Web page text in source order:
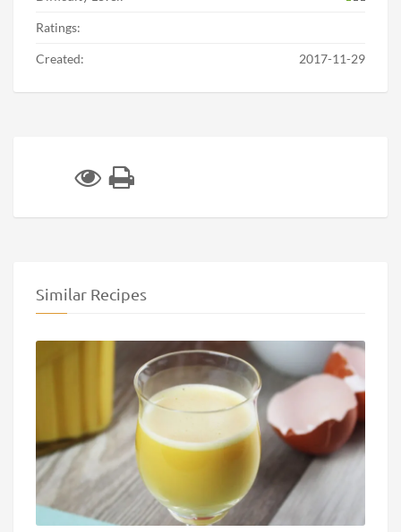
Ratings:
Created: 2017-11-29
Similar Recipes